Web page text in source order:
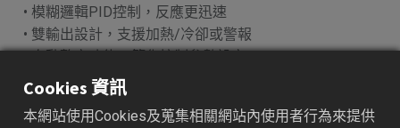
• 模糊邏輯PID控制，反應更迅速
• 雙輸出設計，支援加熱/冷卻或警報
• 自動整定功能，簡化控制參數設定
• 提供RS-485/RS-232 Modbus通訊
• 精巧單板設計，適用嵌入式系統整合
Cookies 資訊
本網站使用Cookies及蒐集相關網站內使用者行為來提供